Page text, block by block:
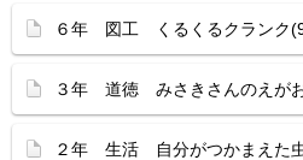
６年 図工 くるくるクランク
３年 道徳 みさきさんのえが
２年 生活 自分がつかまえた